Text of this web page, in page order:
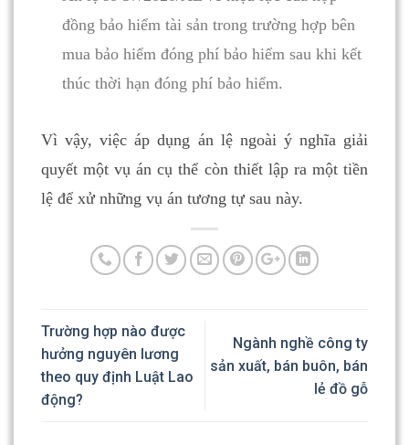
đồng bảo hiểm tài sản trong trường hợp bên
mua bảo hiểm đóng phí bảo hiểm sau khi kết
thúc thời hạn đóng phí bảo hiểm.
Vì vậy, việc áp dụng án lệ ngoài ý nghĩa giải
quyết một vụ án cụ thể còn thiết lập ra một tiền
lệ để xử những vụ án tương tự sau này.
Trường hợp nào được
hưởng nguyên lương
theo quy định Luật Lao
động?
Ngành nghề công ty
sản xuất, bán buôn, bán
lẻ đồ gỗ